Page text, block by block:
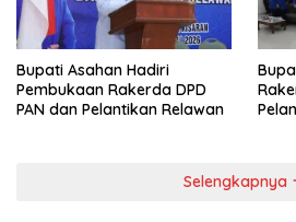
Bupati Asahan Hadiri
Pembukaan Rakerda DPD
PAN dan Pelantikan Relawan
Selengkapnya